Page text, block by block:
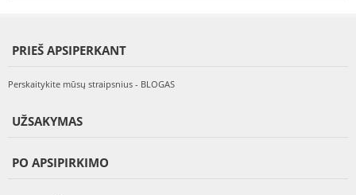
PRIEŠ APSIPERKANT
Perskaitykite mūsų straipsnius - BLOGAS
UŽSAKYMAS
PO APSIPIRKIMO